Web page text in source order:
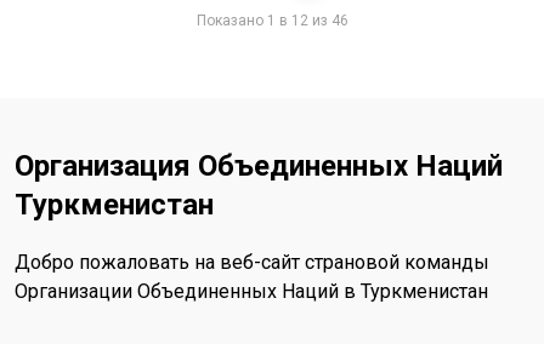
Показано 1 в 12 из 46
Организация Объединенных Наций
Туркменистан
Добро пожаловать на веб-сайт страновой команды
Организации Объединенных Наций в Туркменистан